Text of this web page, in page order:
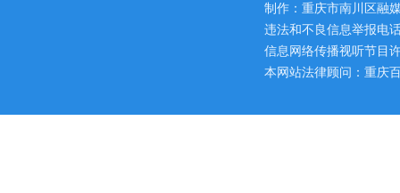
制作：重庆市南川区融
违法和不良信息举报电
信息网络传播视听节目
本网站法律顾问：重庆